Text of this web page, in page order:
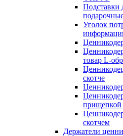
Подставки
Уголок
товар L-
скотче
прищепкой
скотчем
Держатели